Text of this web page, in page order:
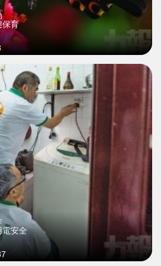
保育
電安全